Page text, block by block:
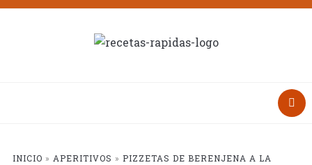
INICIO » APERITIVOS » PIZZETAS DE BERENJENA A LA